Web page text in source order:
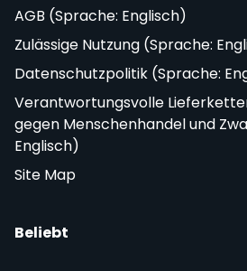
AGB (Sprache: Englisch)
Zulässige Nutzung (Sprache:
Datenschutzpolitik (Sprache:
Verantwortungsvolle
gegen Menschenhandel und
Englisch)
Site Map
Beliebt